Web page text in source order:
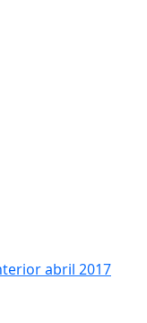
abril 2017